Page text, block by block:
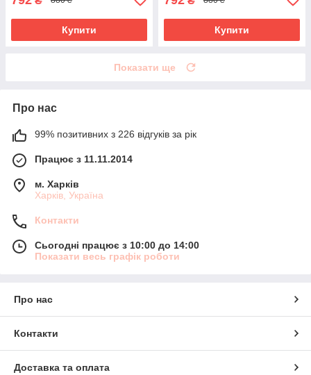
Купити Купити
Показати ще
Про нас
99% позитивних з 226 відгуків за рік
Працює з 11.11.2014
м. Харків
Харків, Україна
Контакти
Сьогодні працює з 10:00 до 14:00
Показати весь графік роботи
Про нас
Контакти
Доставка та оплата